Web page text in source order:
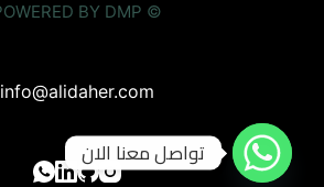
© POWERED BY DMP
info@alidaher.com
تواصل معنا الان